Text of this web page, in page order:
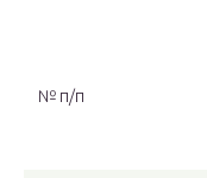
№ п/п